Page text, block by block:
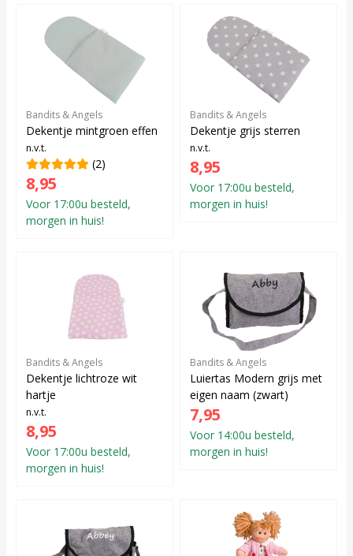
Bandits & Angels
Dekentje mintgroen effen
n.v.t.
(2)
8,95
Voor 17:00u besteld,
morgen in huis!
Bandits & Angels
Dekentje grijs sterren
n.v.t.
8,95
Voor 17:00u besteld,
morgen in huis!
Bandits & Angels
Dekentje lichtroze wit
hartje
n.v.t.
8,95
Voor 17:00u besteld,
morgen in huis!
Bandits & Angels
Luiertas Modern grijs met
eigen naam (zwart)
7,95
Voor 14:00u besteld,
morgen in huis!